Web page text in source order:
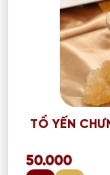
TỔ YẾN
50.000